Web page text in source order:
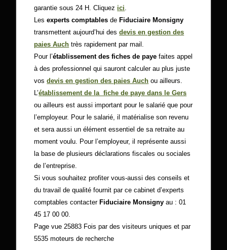
garantie sous 24 H. Cliquez ici.
Lesexperts comptables de Fiduciaire Monsigny
transmettent aujourd’hui desdevis en gestion des
paies Auch très rapidement par mail.
Pour l’établissement des fiches de paye faites appel
à des professionnel qui sauront calculer au plus juste
vosdevis en gestion des paies Auch ou ailleurs.
L’établissement de la fiche de paye dans le Gers
ou ailleurs est aussi important pour le salarié que pour
l’employeur. Pour le salarié, il matérialise son revenu
et sera aussi un élément essentiel de sa retraite au
moment voulu. Pour l’employeur, il représente aussi
la base de plusieurs déclarations fiscales ou sociales
de l’entreprise.
Si vous souhaitez profiter vous-aussi des conseils et
du travail de qualité fournit par ce cabinet d’experts
comptables contacter Fiduciaire Monsigny au : 01
45 17 00 00.
Page vue 25883 Fois par des visiteurs uniques et par
5535 moteurs de recherche